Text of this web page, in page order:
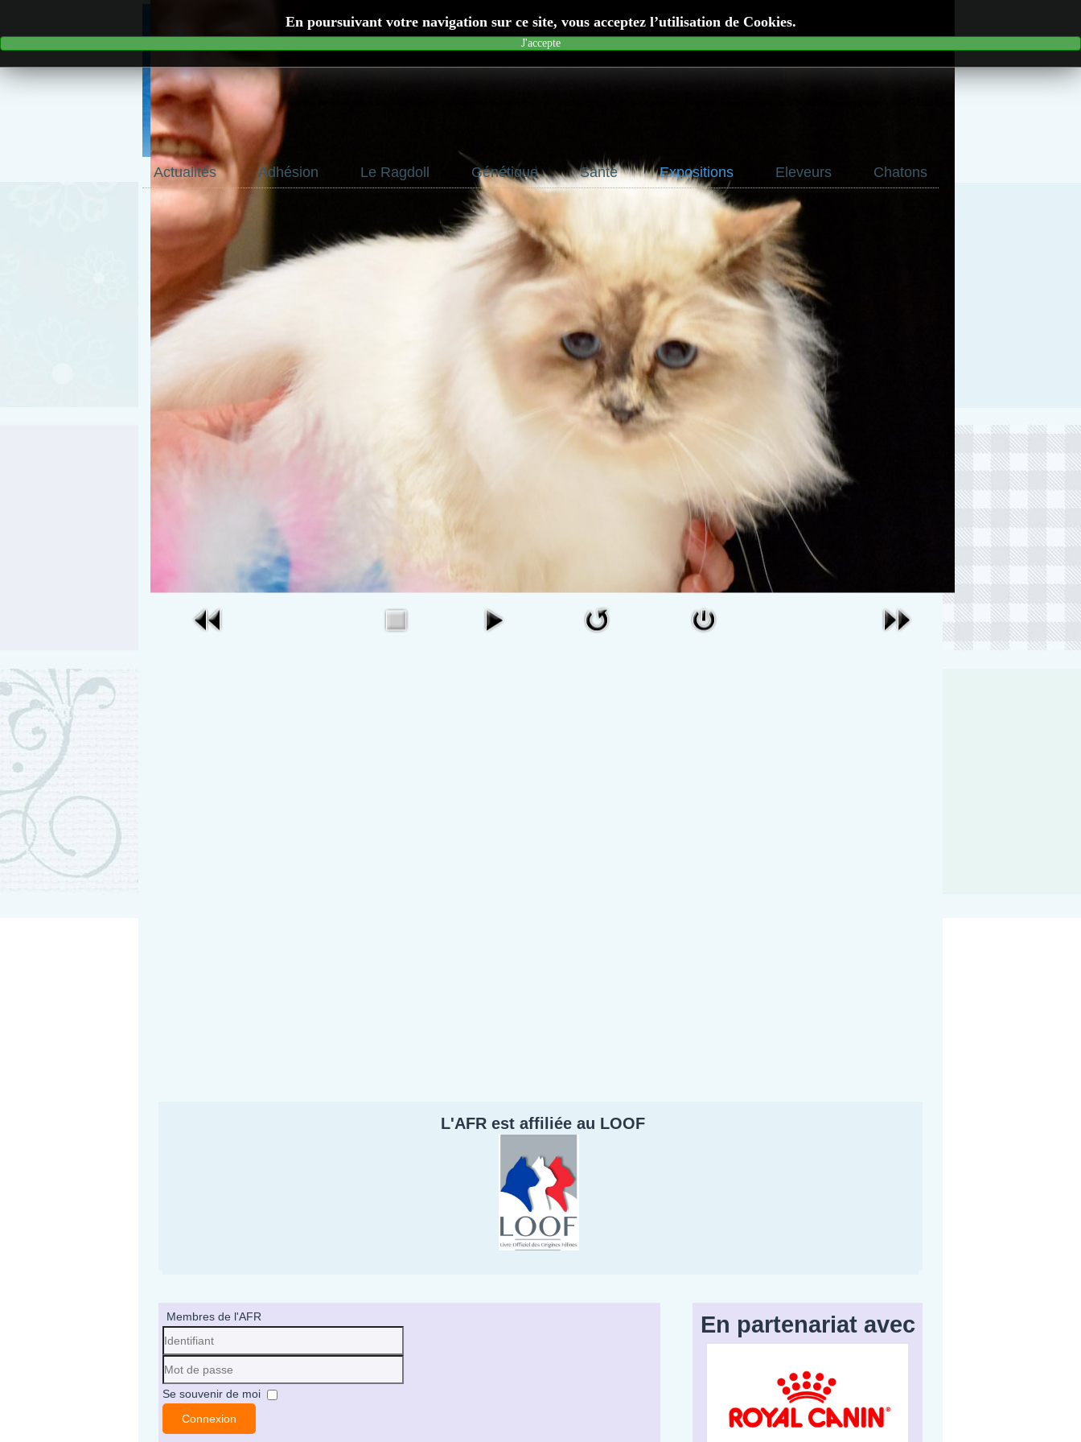
Actualités Adhésion Le Ragdoll Génétique Santé Expositions Eleveurs Chatons
L'AFR est affiliée au LOOF
Membres de l'AFR
Identifiant
Mot
passe
Se souvenir de moi
Connexion
En partenariat avec
En poursuivant votre navigation sur ce site, vous acceptez l’utilisation de Cookies.
J'accepte